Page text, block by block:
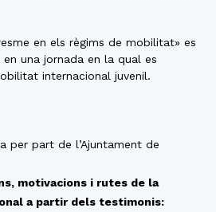
en els règims de mobilitat» es
una jornada en la qual es
internacional juvenil.
per part de l’Ajuntament de
motivacions i rutes de la
a partir dels testimonis: